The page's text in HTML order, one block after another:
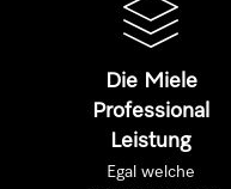
Die Miele
Professional
Leistung
Egal welche